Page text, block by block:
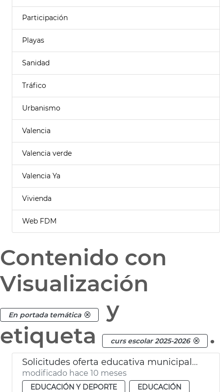
Participación
Playas
Sanidad
Tráfico
Urbanismo
Valencia
Valencia verde
Valencia Ya
Vivienda
Web FDM
Contenido con
Visualización
En portada temática
y
etiqueta
curs escolar 2025-2026 .
Solicitudes oferta educativa municipal 2025-26
modificado hace 10 meses
EDUCACIÓN Y DEPORTE
EDUCACIÓN